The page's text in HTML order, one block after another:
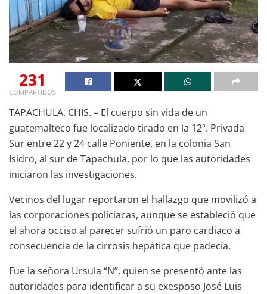
231
COMPARTIDOS
TAPACHULA, CHIS. – El cuerpo sin vida de un
guatemalteco fue localizado tirado en la 12ª. Privada
Sur entre 22 y 24 calle Poniente, en la colonia San
Isidro, al sur de Tapachula, por lo que las autoridades
iniciaron las investigaciones.
Vecinos del lugar reportaron el hallazgo que movilizó a
las corporaciones policiacas, aunque se estableció que
el ahora occiso al parecer sufrió un paro cardiaco a
consecuencia de la cirrosis hepática que padecía.
Fue la señora Ursula “N”, quien se presentó ante las
autoridades para identificar a su exesposo José Luis